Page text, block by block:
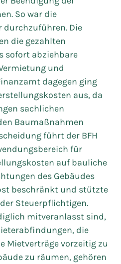
So war die
durchzuführen. Die
die gezahlten
sofort abziehbare
und
dagegen ging
aus, da
sachlichen
Baumaßnahmen
führt der BFH
für
auf bauliche
des Gebäudes
beschränkt und stützte
Steuerpflichtigen.
mitveranlasst sind,
die
Mietverträge vorzeitig zu
zu räumen, gehören